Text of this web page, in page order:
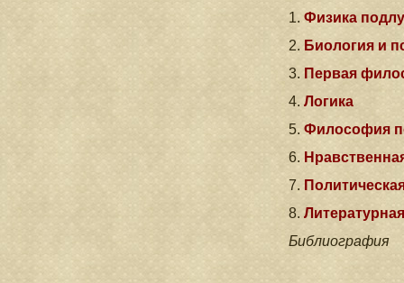
1. Физика
2. Биология и
3. Первая
4. Логика
5. Философия
6.
7.
8.
Библиография